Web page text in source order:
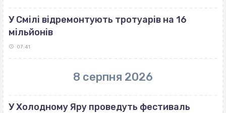
У Смілі відремонтують тротуарів на 16
мільйонів
07:41
8 серпня 2026
У Холодному Яру проведуть фестиваль